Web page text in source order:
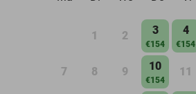
1 2 3
€154
4
€154
7 8 9 10
€154
11